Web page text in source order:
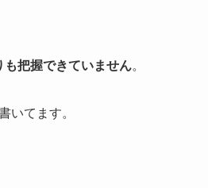
把握できていません。
いてます。